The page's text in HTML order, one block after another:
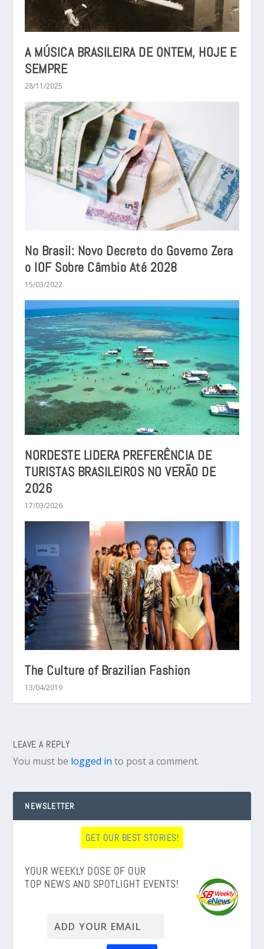
A MÚSICA BRASILEIRA DE ONTEM, HOJE E
SEMPRE
28/11/2025
No Brasil: Novo Decreto do Governo Zera
o IOF Sobre Câmbio Até 2028
15/03/2022
NORDESTE LIDERA PREFERÊNCIA DE
TURISTAS BRASILEIROS NO VERÃO DE
2026
17/03/2026
The Culture of Brazilian Fashion
13/04/2019
LEAVE A REPLY
You must be logged in to post a comment.
NEWSLETTER
GET OUR BEST STORIES!
YOUR WEEKLY DOSE OF OUR
TOP NEWS AND SPOTLIGHT EVENTS!